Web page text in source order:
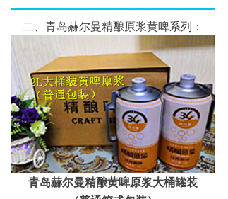
二、青岛赫尔曼精酿原浆黄啤系列：
青岛赫尔曼精酿黄啤原浆大桶罐装